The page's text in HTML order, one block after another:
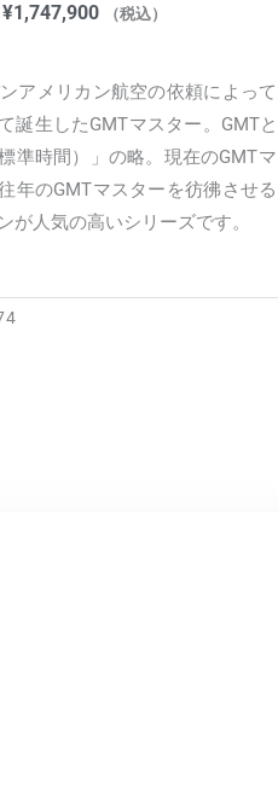
¥1,747,900 （税込）
アメリカン航空の依頼によっ
誕生したGMTマスター。GMT
準時間）」の略。現在のGMT
年のGMTマスターを彷彿させ
が人気の高いシリーズです。